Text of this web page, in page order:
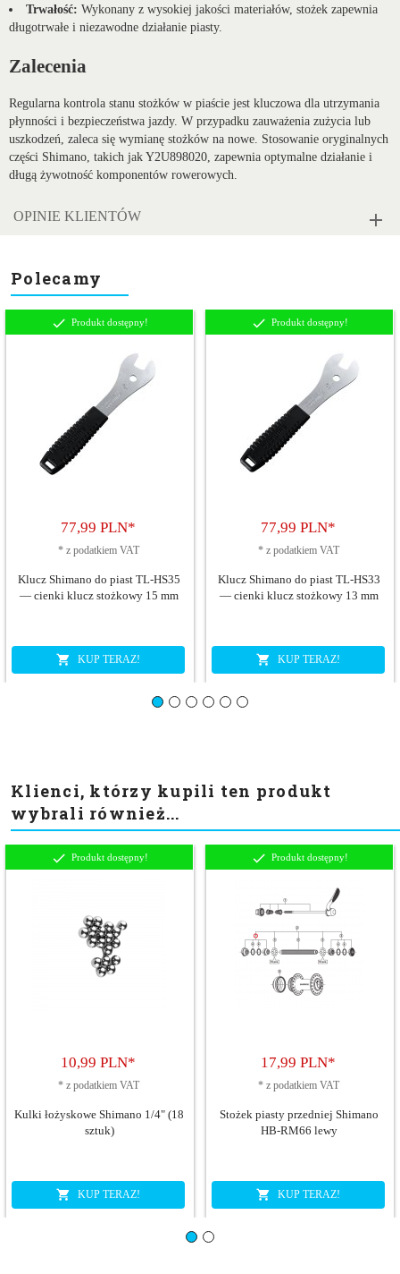
Trwałość: Wykonany z wysokiej jakości materiałów, stożek zapewnia
długotrwałe i niezawodne działanie piasty.
Zalecenia
Regularna kontrola stanu stożków w piaście jest kluczowa dla utrzymania
płynności i bezpieczeństwa jazdy. W przypadku zauważenia zużycia lub
uszkodzeń, zaleca się wymianę stożków na nowe. Stosowanie oryginalnych
części Shimano, takich jak Y2U898020, zapewnia optymalne działanie i
długą żywotność komponentów rowerowych.
OPINIE KLIENTÓW
Polecamy
Produkt dostępny!
77,99 PLN*
* z podatkiem VAT
Klucz Shimano do piast TL-HS35
— cienki klucz stożkowy 15 mm
KUP TERAZ!
Produkt dostępny!
77,99 PLN*
* z podatkiem VAT
Klucz Shimano do piast TL-HS33
— cienki klucz stożkowy 13 mm
KUP TERAZ!
Klienci, którzy kupili ten produkt
wybrali również...
Produkt dostępny!
10,99 PLN*
* z podatkiem VAT
Kulki łożyskowe Shimano 1/4" (18
sztuk)
KUP TERAZ!
Produkt dostępny!
17,99 PLN*
* z podatkiem VAT
Stożek piasty przedniej Shimano
HB-RM66 lewy
KUP TERAZ!